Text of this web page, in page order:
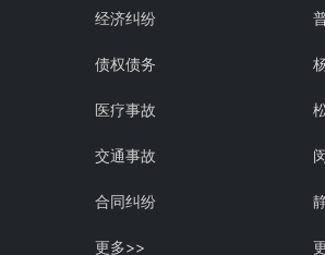
经济纠纷
债权债务
医疗事故
交通事故
合同纠纷
更多>>